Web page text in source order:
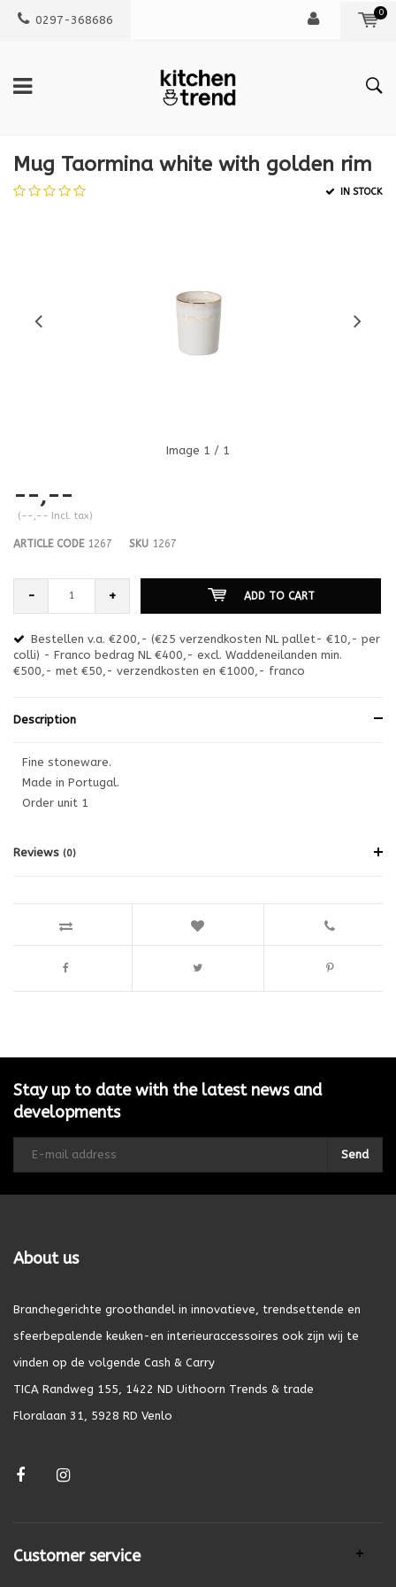
0297-368686
0
Mug Taormina white with golden rim
IN STOCK
Image 1 / 1
--,--
(--,-- Incl. tax)
ARTICLE CODE1267 SKU 1267
- + ADD TO CART
Bestellen v.a. €200,- (€25 verzendkosten NL pallet- €10,- per
colli) - Franco bedrag NL €400,- excl. Waddeneilanden min.
€500,- met €50,- verzendkosten en €1000,- franco
Description
Fine stoneware.
Made in Portugal.
Order unit 1
Reviews (0)
Stay up to date with the latest news and
developments
Send
About us
Branchegerichte groothandel in innovatieve, trendsettende en
sfeerbepalende keuken-en interieuraccessoires ook zijn wij te
vinden op de volgende Cash & Carry
TICA Randweg 155, 1422 ND Uithoorn Trends & trade
Floralaan 31, 5928 RD Venlo
Customer service